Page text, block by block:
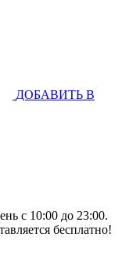
ДОБАВИТЬ В
с 10:00 до 23:00.
бесплатно!